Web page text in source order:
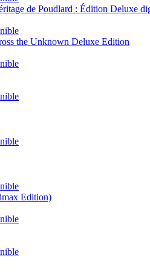
de Poudlard : Édition Deluxe
the Unknown Deluxe Edition
Edition)